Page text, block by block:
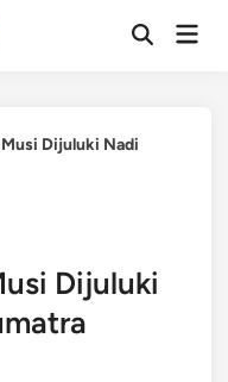
OpenMain
Dijuluki Nadi
Dijuluki